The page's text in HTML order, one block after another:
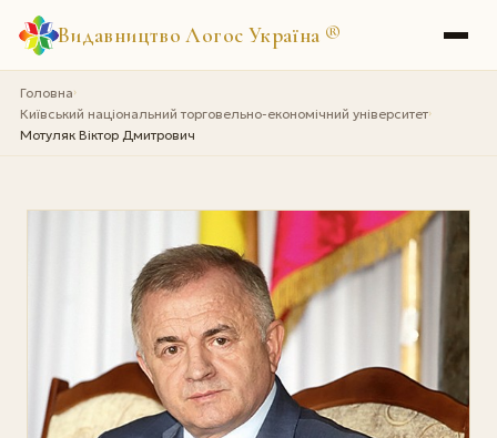
Видавництво Логос Україна ®
Головна›
Київський національний торговельно-економічний університет›
Мотуляк Віктор Дмитрович